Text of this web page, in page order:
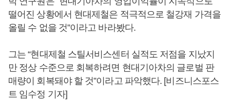
떨어진 상황에서 현대제철은 적극적으로 철강재 가격을
올릴 수 없을 것”이라고 바라봤다.
그는 “현대제철 스틸서비스센터 실적도 저점을 지났지
만 정상 수준으로 회복하려면 현대기아차의 글로벌 판
매량이 회복돼야 할 것”이라고 파악했다. [비즈니스포스
트 임수정 기자]